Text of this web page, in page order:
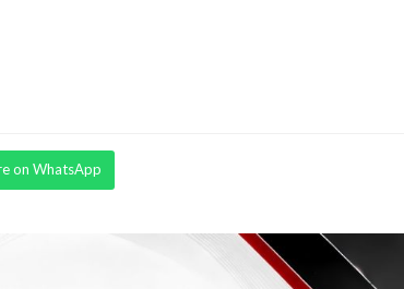
on WhatsApp